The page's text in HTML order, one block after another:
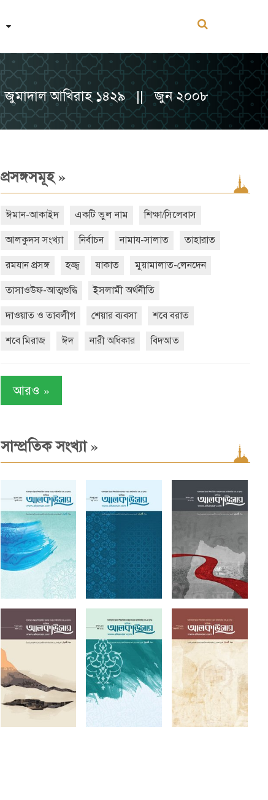
জুমাদাল আখিরাহ ১৪২৯ || জুন ২০০৮
প্রসঙ্গসমূহ»
ঈমান-আকাইদ একটি ভুল নাম শিক্ষা/সিলেবাস
আলকুদস সংখ্যা নির্বাচন নামায-সালাত তাহারাত
রমযান প্রসঙ্গ হজ্জ্ব যাকাত মুয়ামালাত-লেনদেন
তাসাওউফ-আত্মশুদ্ধি ইসলামী অর্থনীতি
দাওয়াত ও তাবলীগ শেয়ার ব্যবসা শবে বরাত
শবে মিরাজ ঈদ নারী অধিকার বিদআত
আরও »
সাম্প্রতিক সংখ্যা»